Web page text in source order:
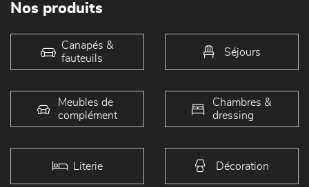
Nos produits
Canapés &
fauteuils
Séjours
Meubles de
complément
Chambres &
dressing
Literie Décoration